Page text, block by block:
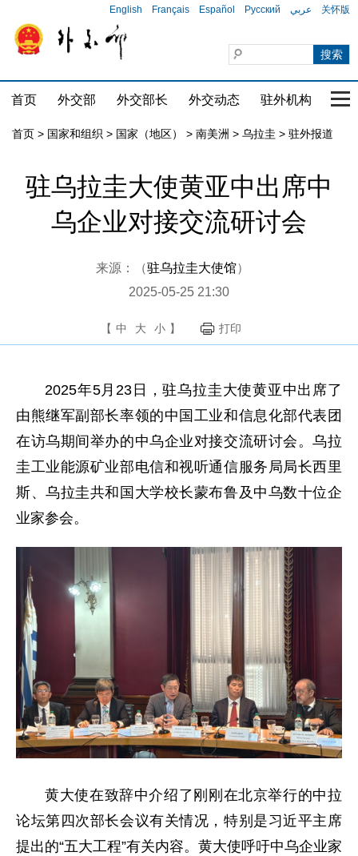
English Français Español Русский عربي 关怀版
首页 外交部 外交部长 外交动态 驻外机构 国
首页 > 国家和组织 > 国家（地区） > 南美洲 > 乌拉圭 > 驻外报道
驻乌拉圭大使黄亚中出席中
乌企业对接交流研讨会
来源：（驻乌拉圭大使馆）
2025-05-25 21:30
【 中 大 小 】 打印
2025年5月23日，驻乌拉圭大使黄亚中出席了
由熊继军副部长率领的中国工业和信息化部代表团
在访乌期间举办的中乌企业对接交流研讨会。乌拉
圭工业能源矿业部电信和视听通信服务局局长西里
斯、乌拉圭共和国大学校长蒙布鲁及中乌数十位企
业家参会。
黄大使在致辞中介绍了刚刚在北京举行的中拉
论坛第四次部长会议有关情况，特别是习近平主席
提出的“五大工程”有关内容。黄大使呼吁中乌企业家